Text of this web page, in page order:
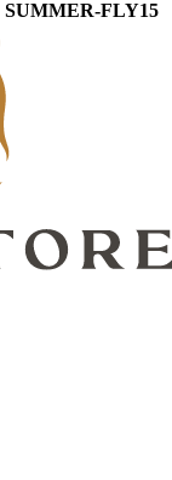
SUMMER-FLY15